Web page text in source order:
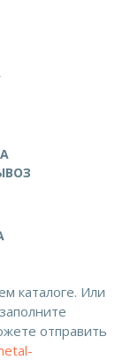
каталоге. Или
отправить